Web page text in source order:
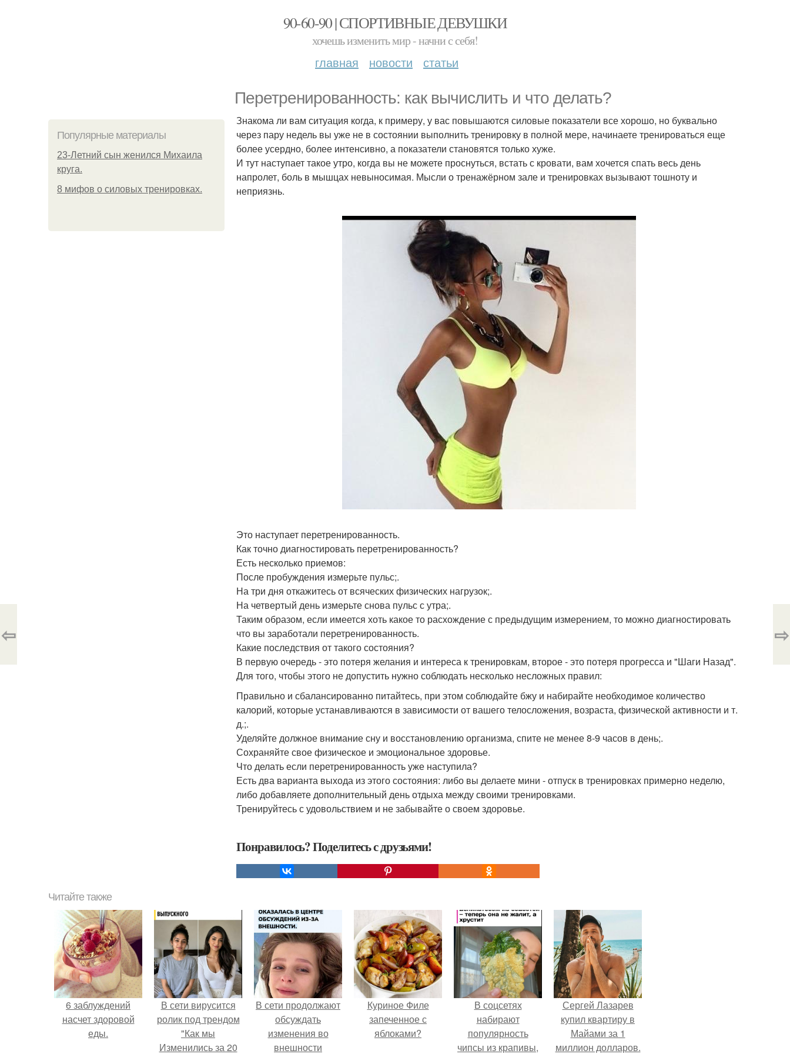
90-60-90 | СПОРТИВНЫЕ ДЕВУШКИ
хочешь изменить мир - начни с себя!
главная новости статьи
Перетренированность: как вычислить и что делать?
Популярные материалы
23-Летний сын женился Михаила
круга.
8 мифов о силовых тренировках.
Знакома ли вам ситуация когда, к примеру, у вас повышаются силовые показатели все хорошо, но буквально
через пару недель вы уже не в состоянии выполнить тренировку в полной мере, начинаете тренироваться еще
более усердно, более интенсивно, а показатели становятся только хуже.
И тут наступает такое утро, когда вы не можете проснуться, встать с кровати, вам хочется спать весь день
напролет, боль в мышцах невыносимая. Мысли о тренажёрном зале и тренировках вызывают тошноту и
неприязнь.
Это наступает перетренированность.
Как точно диагностировать перетренированность?
Есть несколько приемов:
После пробуждения измерьте пульс;.
На три дня откажитесь от всяческих физических нагрузок;.
На четвертый день измерьте снова пульс с утра;.
Таким образом, если имеется хоть какое то расхождение с предыдущим измерением, то можно диагностировать
что вы заработали перетренированность.
Какие последствия от такого состояния?
В первую очередь - это потеря желания и интереса к тренировкам, второе - это потеря прогресса и "Шаги Назад".
Для того, чтобы этого не допустить нужно соблюдать несколько несложных правил:
Правильно и сбалансированно питайтесь, при этом соблюдайте бжу и набирайте необходимое количество
калорий, которые устанавливаются в зависимости от вашего телосложения, возраста, физической активности и т.
д.;.
Уделяйте должное внимание сну и восстановлению организма, спите не менее 8-9 часов в день;.
Сохраняйте свое физическое и эмоциональное здоровье.
Что делать если перетренированность уже наступила?
Есть два варианта выхода из этого состояния: либо вы делаете мини - отпуск в тренировках примерно неделю,
либо добавляете дополнительный день отдыха между своими тренировками.
Тренируйтесь с удовольствием и не забывайте о своем здоровье.
Понравилось? Поделитесь с друзьями!
⇦ ⇨
Читайте также
6 заблуждений
насчет здоровой
еды.
В сети вирусится
ролик под трендом
"Как мы
Изменились за 20
В сети продолжают
обсуждать
изменения во
внешности
Куриное Филе
запеченное с
яблоками?
В соцсетях
набирают
популярность
чипсы из крапивы,
Сергей Лазарев
купил квартиру в
Майами за 1
миллион долларов.